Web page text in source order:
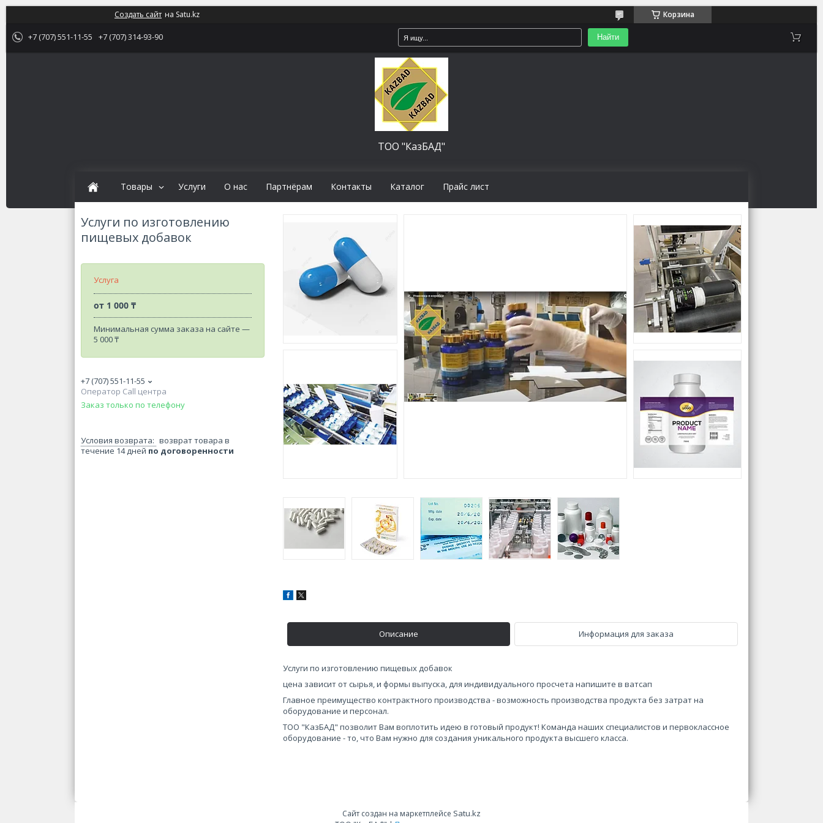
Создать сайт на Satu.kz Корзина
+7 (707) 551-11-55 +7 (707) 314-93-90 Найти
ТОО "КазБАД"
Товары Услуги О нас Партнёрам Контакты Каталог Прайс лист
Услуги по изготовлению
пищевых добавок
Услуга
от 1 000 ₸
Минимальная сумма заказа на сайте —
5 000 ₸
+7 (707) 551-11-55
Оператор Call центра
Заказ только по телефону
возврат товара в
течение 14 дней по договоренности
Описание Информация для заказа
Услуги по изготовлению пищевых добавок
цена зависит от сырья, и формы выпуска, для индивидуального просчета напишите в ватсап
Главное преимущество контрактного производства - возможность производства продукта без затрат на
оборудование и персонал.
ТОО "КазБАД" позволит Вам воплотить идею в готовый продукт! Команда наших специалистов и первоклассное
оборудование - то, что Вам нужно для создания уникального продукта высшего класса.
Сайт создан на маркетплейсе Satu.kz